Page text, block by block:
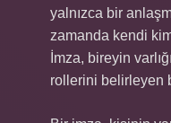
yalnızca bir
zamanda kendi
İmza, bireyin
rollerini belirleyen